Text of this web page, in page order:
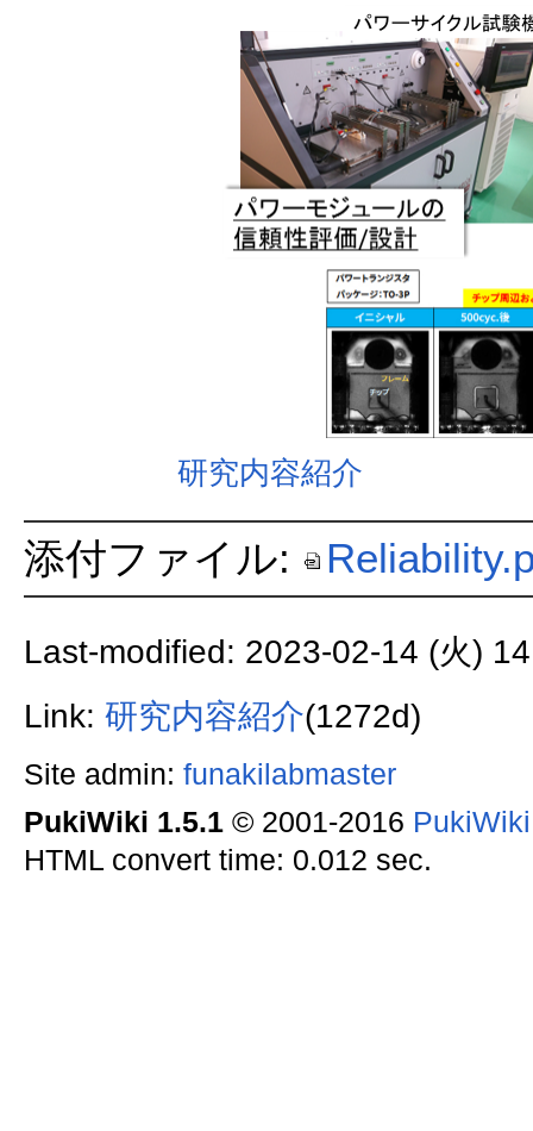
研究内容紹介
添付ファイル:
Last-modified: 2023-02-14 (火)
Link: 研究内容紹介(1272d)
Site admin: funakilabmaster
PukiWiki 1.5.1© 2001-2016
HTML convert time: 0.012 sec.